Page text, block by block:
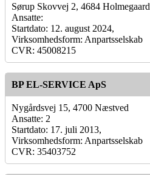
Sørup Skovvej 2, 4684 Holmegaard
Ansatte:
Startdato: 12. august 2024,
Virksomhedsform: Anpartsselskab
CVR: 45008215
BP EL-SERVICE ApS
Nygårdsvej 15, 4700 Næstved
Ansatte: 2
Startdato: 17. juli 2013,
Virksomhedsform: Anpartsselskab
CVR: 35403752